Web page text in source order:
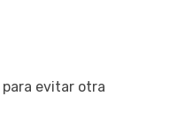
para evitar otra